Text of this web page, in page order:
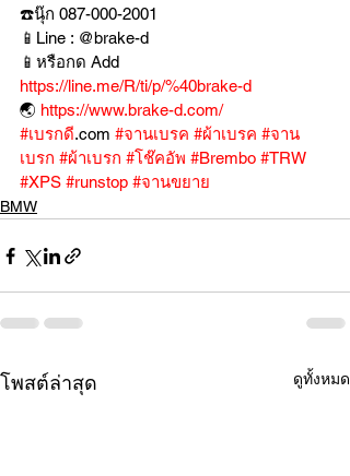
☎️นุ๊ก 087-000-2001
📱Line : @brake-d
📱หรือกด Add
https://line.me/R/ti/p/%40brake-d
🌏 https://www.brake-d.com/
#เบรกดี.com #จานเบรค #ผ้าเบรค #จาน
เบรก #ผ้าเบรก #โช๊คอัพ #Brembo #TRW
#XPS #runstop #จานขยาย
BMW
โพสต์ล่าสุด ดูทั้งหมด